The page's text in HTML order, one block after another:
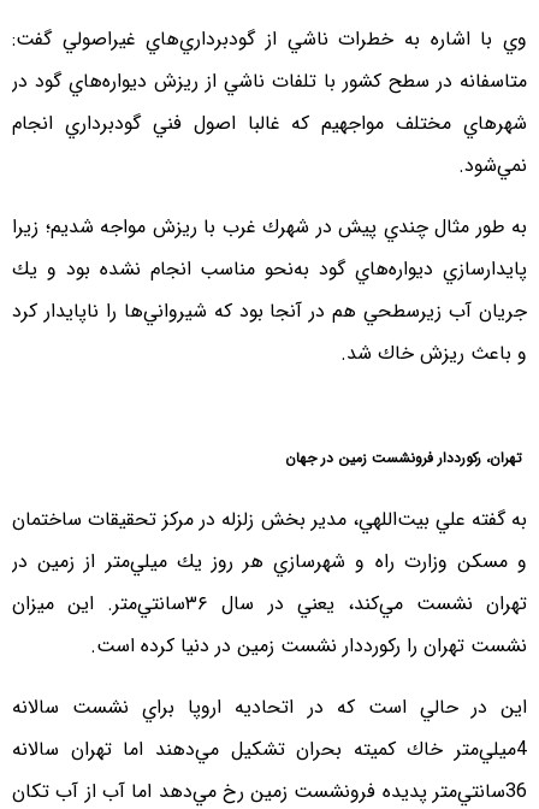
وي با اشاره به خطرات ناشي از گودبرداري‌هاي غيراصولي گفت:
متاسفانه در سطح كشور با تلفات ناشي از ريزش ديواره‌هاي گود در
شهرهاي مختلف مواجهيم كه غالبا اصول فني گودبرداري انجام
نمي‌شود.
به طور مثال چندي پيش در شهرك غرب با ريزش مواجه شديم؛ زيرا
پايدارسازي ديواره‌هاي گود به‌نحو مناسب انجام نشده بود و يك
جريان آب زيرسطحي هم در آنجا بود كه شيرواني‌ها را ناپايدار كرد
و باعث ريزش خاك شد.
تهران، ركورددار فرونشست زمين در جهان
به گفته علي بيت‌اللهي، مدير بخش زلزله در مركز تحقيقات ساختمان
و مسكن وزارت راه و شهرسازي هر روز يك ميلي‌متر از زمين در
تهران نشست مي‌كند، يعني در سال ۳۶سانتي‌متر. اين ميزان
نشست تهران را ركورد‌دار نشست زمين در دنيا كرده است.
اين در حالي است كه در اتحاديه اروپا براي نشست سالانه
4ميلي‌متر خاك كميته بحران تشكيل مي‌دهند اما تهران سالانه
36‌سانتي‌متر پديده فرونشست زمين رخ مي‌دهد اما آب از آب تكان